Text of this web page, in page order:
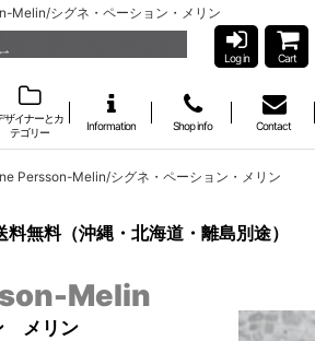
Melin/シグネ・ペーション・メリン
Log in Cart
ザイナーとカ
テゴリー
Information Shop info Contact
Persson-Melin/シグネ・ペーション・メリン
無料（沖縄・北海道・離島別途）
Melin
メリン